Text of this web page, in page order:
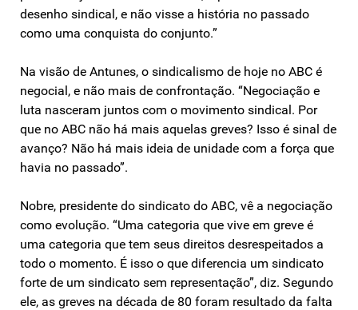
desenho sindical, e não visse a história no passado
como uma conquista do conjunto.”
Na visão de Antunes, o sindicalismo de hoje no ABC é
negocial, e não mais de confrontação. “Negociação e
luta nasceram juntos com o movimento sindical. Por
que no ABC não há mais aquelas greves? Isso é sinal de
avanço? Não há mais ideia de unidade com a força que
havia no passado”.
Nobre, presidente do sindicato do ABC, vê a negociação
como evolução. “Uma categoria que vive em greve é
uma categoria que tem seus direitos desrespeitados a
todo o momento. É isso o que diferencia um sindicato
forte de um sindicato sem representação”, diz. Segundo
ele, as greves na década de 80 foram resultado da falta